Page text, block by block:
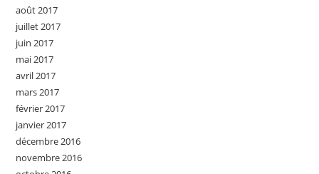
août 2017
juillet 2017
juin 2017
mai 2017
avril 2017
mars 2017
février 2017
janvier 2017
décembre 2016
novembre 2016